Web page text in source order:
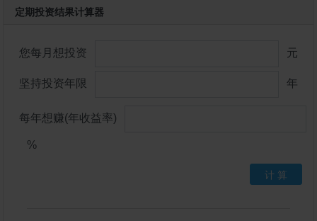
定期投资结果计算器
您每月想投资 元
坚持投资年限 年
每年想赚(年收益率)
%
计 算